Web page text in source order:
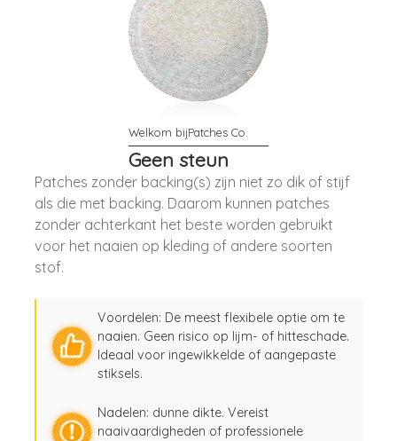
Geen steun
Patches zonder backing(s) zijn niet zo dik of stijf
als die met backing. Daarom kunnen patches
zonder achterkant het beste worden gebruikt
voor het naaien op kleding of andere soorten
stof.
Voordelen: De meest flexibele optie om te
naaien. Geen risico op lijm- of hitteschade.
Ideaal voor ingewikkelde of aangepaste
stiksels.
Nadelen: dunne dikte. Vereist
naaivaardigheden of professionele